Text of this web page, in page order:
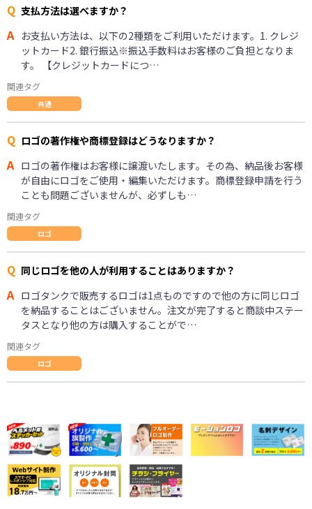
Q 支払方法は選べますか？
A お支払い方法は、以下の2種類をご利用いただけます。1. クレジ
ットカード2. 銀行振込※振込手数料はお客様のご負担となりま
す。 【クレジットカードにつ…
関連タグ
共通
Q ロゴの著作権や商標登録はどうなりますか？
A ロゴの著作権はお客様に譲渡いたします。その為、納品後お客様
が自由にロゴをご使用・編集いただけます。商標登録申請を行う
ことも問題ございませんが、必ずしも…
関連タグ
ロゴ
Q 同じロゴを他の人が利用することはありますか？
A ロゴタンクで販売するロゴは1点ものですので他の方に同じロゴ
を納品することはございません。注文が完了すると商談中ステー
タスとなり他の方は購入することがで…
関連タグ
ロゴ